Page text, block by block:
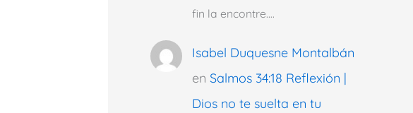
fin la encontre.…
Isabel Duquesne Montalbán
en Salmos 34:18 Reflexión |
Dios no te suelta en tu